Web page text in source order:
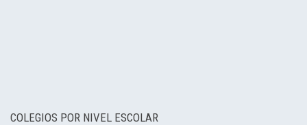
COLEGIOS POR NIVEL ESCOLAR